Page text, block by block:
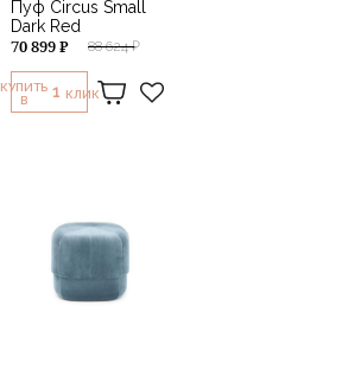
Пуф Circus Small
Dark Red
88 624 ₽
70 899 ₽
КУПИТЬ
В
1 КЛИК